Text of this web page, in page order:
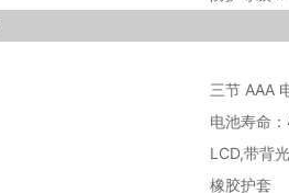
三节 AAA
电池寿命
LCD,带背光
橡胶护套